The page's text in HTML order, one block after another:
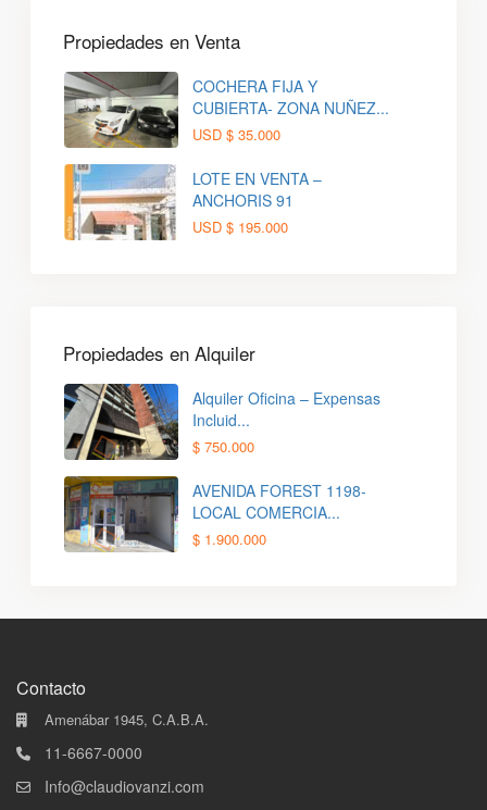
Propiedades en Venta
COCHERA FIJA Y
CUBIERTA- ZONA NUÑEZ...
USD $ 35.000
LOTE EN VENTA –
ANCHORIS 91
USD $ 195.000
Propiedades en Alquiler
Alquiler Oficina – Expensas
Incluid...
$ 750.000
AVENIDA FOREST 1198-
LOCAL COMERCIA...
$ 1.900.000
Contacto
Amenábar 1945, C.A.B.A.
11-6667-0000
Info@claudiovanzi.com